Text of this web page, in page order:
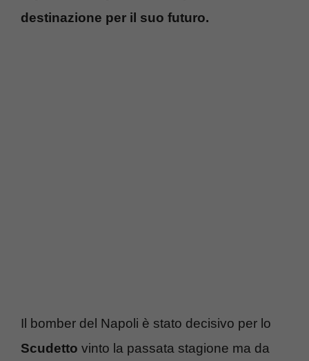
destinazione per il suo futuro.
Il bomber del Napoli è stato decisivo per lo
Scudetto vinto la passata stagione ma da